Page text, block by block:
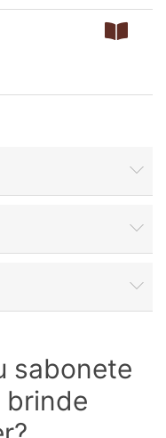
sabonete
brinde